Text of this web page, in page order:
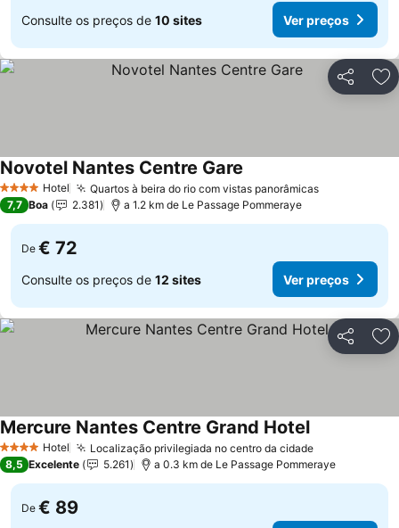
Consulte os preços de 10 sites Ver preços
Partilhar
4 EstrelasHotel Quartos à beira do rio com vistas panorâmicas
Novotel Nantes Centre Gare
7,7 Boa 2.381 a 1.2 km de Le Passage Pommeraye
De € 72
Consulte os preços de 12 sites Ver preços
Partilhar
4 EstrelasHotel Localização privilegiada no centro da cidade
Mercure Nantes Centre Grand Hotel
8,5 Excelente 5.261 a 0.3 km de Le Passage Pommeraye
De € 89